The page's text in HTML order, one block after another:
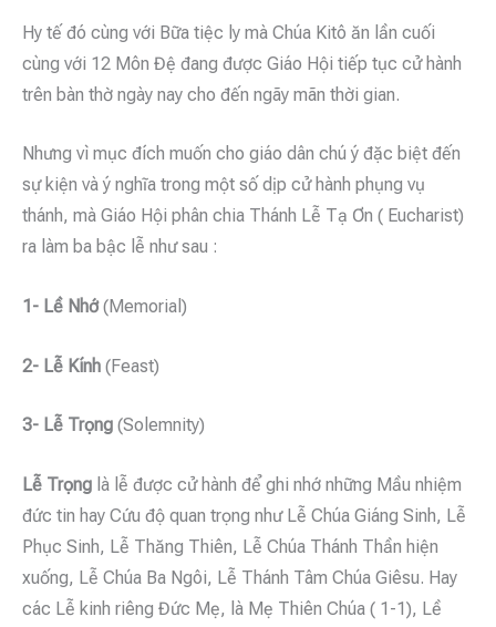
Hy tế đó cùng với Bữa tiệc ly mà Chúa Kitô ăn lần cuối
cùng với 12 Môn Đệ đang được Giáo Hội tiếp tục cử hành
trên bàn thờ ngày nay cho đến ngãy mãn thời gian.
Nhưng vì mục đích muốn cho giáo dân chú ý đặc biệt đến
sự kiện và ý nghĩa trong một số dịp cử hành phụng vụ
thánh, mà Giáo Hội phân chia Thánh Lễ Tạ Ơn ( Eucharist)
ra làm ba bậc lễ như sau :
1- Lề Nhớ(Memorial)
2- Lễ Kính (Feast)
3- Lễ Trọng (Solemnity)
Lễ Trọng là lễ được cử hành để ghi nhớ những Mầu nhiệm
đức tin hay Cứu độ quan trọng như Lễ Chúa Giáng Sinh, Lễ
Phục Sinh, Lễ Thăng Thiên, Lễ Chúa Thánh Thần hiện
xuống, Lễ Chúa Ba Ngôi, Lễ Thánh Tâm Chúa Giêsu. Hay
các Lễ kinh riêng Đức Mẹ, là Mẹ Thiên Chúa ( 1-1), Lề